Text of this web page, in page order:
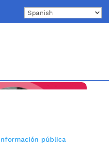
pública